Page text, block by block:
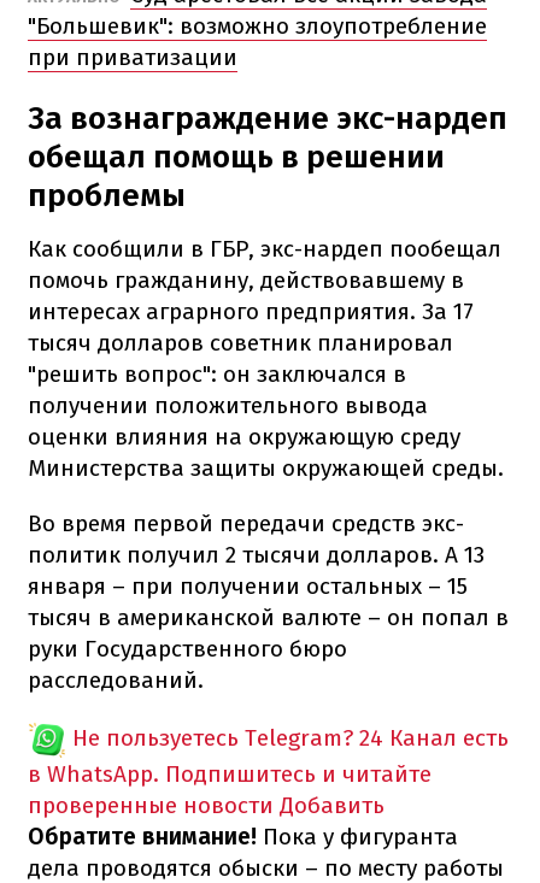
"Большевик": возможно злоупотребление
при приватизации
За вознаграждение экс-нардеп
обещал помощь в решении
проблемы
Как сообщили в ГБР, экс-нардеп пообещал
помочь гражданину, действовавшему в
интересах аграрного предприятия. За 17
тысяч долларов советник планировал
"решить вопрос": он заключался в
получении положительного вывода
оценки влияния на окружающую среду
Министерства защиты окружающей среды.
Во время первой передачи средств экс-
политик получил 2 тысячи долларов. А 13
января – при получении остальных – 15
тысяч в американской валюте – он попал в
руки Государственного бюро
расследований.
Не пользуетесь Telegram? 24 Канал есть
в WhatsApp. Подпишитесь и читайте
проверенные новости Добавить
Обратите внимание! Пока у фигуранта
дела проводятся обыски – по месту работы